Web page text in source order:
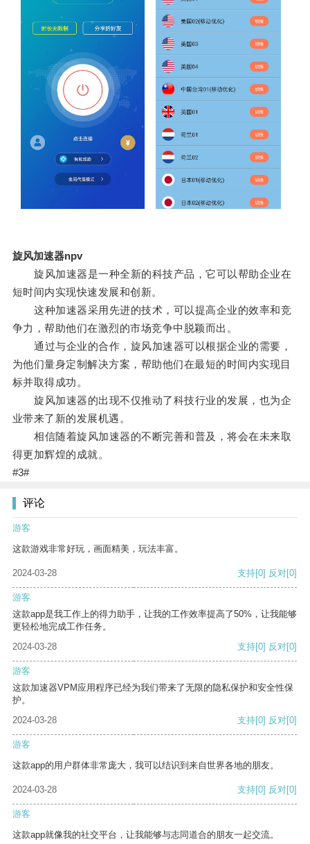
旋风加速器npv
旋风加速器是一种全新的科技产品，它可以帮助企业在
短时间内实现快速发展和创新。
这种加速器采用先进的技术，可以提高企业的效率和竞
争力，帮助他们在激烈的市场竞争中脱颖而出。
通过与企业的合作，旋风加速器可以根据企业的需要，
为他们量身定制解决方案，帮助他们在最短的时间内实现目
标并取得成功。
旋风加速器的出现不仅推动了科技行业的发展，也为企
业带来了新的发展机遇。
相信随着旋风加速器的不断完善和普及，将会在未来取
得更加辉煌的成就。
#3#
评论
游客
这款游戏非常好玩，画面精美，玩法丰富。
2024-03-28 支持[0] 反对[0]
游客
这款app是我工作上的得力助手，让我的工作效率提高了50%，让我能够
更轻松地完成工作任务。
2024-03-28
支持[0] 反对[0]
游客
这款加速器VPM应用程序已经为我们带来了无限的隐私保护和安全性保
护。
2024-03-28
支持[0] 反对[0]
游客
这款app的用户群体非常庞大，我可以结识到来自世界各地的朋友。
2024-03-28 支持[0] 反对[0]
游客
这款app就像我的社交平台，让我能够与志同道合的朋友一起交流。